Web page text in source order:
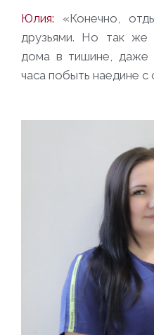
Юлия: «Конечно,
друзьями. Но так же
дома в тишине, даже
часа побыть наедине с